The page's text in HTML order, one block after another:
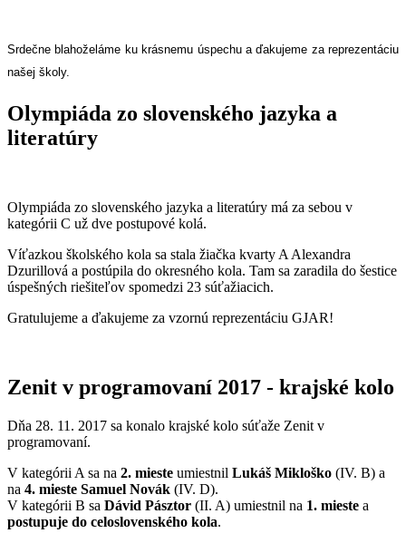
Srdečne blahoželáme ku krásnemu úspechu a ďakujeme za reprezentáciu
našej školy.
Olympiáda zo slovenského jazyka a
literatúry
Olympiáda zo slovenského jazyka a literatúry má za sebou v
kategórii C už dve postupové kolá.
Víťazkou školského kola sa stala žiačka kvarty A Alexandra
Dzurillová a postúpila do okresného kola. Tam sa zaradila do šestice
úspešných riešiteľov spomedzi 23 súťažiacich.
Gratulujeme a ďakujeme za vzornú reprezentáciu GJAR!
Zenit v programovaní 2017 - krajské kolo
Dňa 28. 11. 2017 sa konalo krajské kolo súťaže Zenit v
programovaní.
V kategórii A sa na 2. mieste umiestnil Lukáš Mikloško (IV. B) a
na 4. mieste Samuel Novák (IV. D).
V kategórii B sa Dávid Pásztor (II. A) umiestnil na 1. mieste a
postupuje do celoslovenského kola.